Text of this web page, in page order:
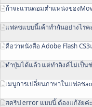
ถ้าจะแรนดอมตำแหน่งของ
แฟลชแบบนี้เค้าทำกันอย่างไรค
คือว่าหนังสือ Adobe Flash
ทำปุ่มได้แล้ว แต่ทำลิงค์ไม่เป็น
เมนูการเปลี่ยนภาษาในแฟลช
สคริป error แบบนี้ ต้องแก้งัยค่ะ